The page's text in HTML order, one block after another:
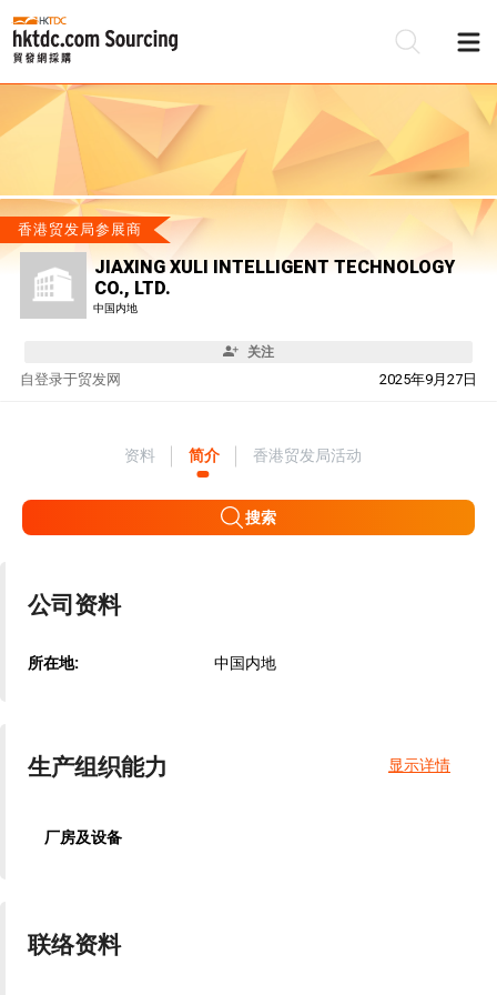
香港贸发局参展商
JIAXING XULI INTELLIGENT TECHNOLOGY
CO., LTD.
中国内地
关注
自 2025年9月27日
登录于贸发网
资料 简介 香港贸发局活动
搜索
公司资料
所在地: 中国内地
生产组织能力 显示详情
厂房及设备
联络资料